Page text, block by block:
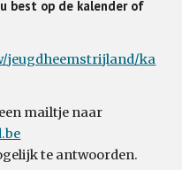
best op de kalenderof
jeugdheemstrijland/ka
mailtje naar
te antwoorden.